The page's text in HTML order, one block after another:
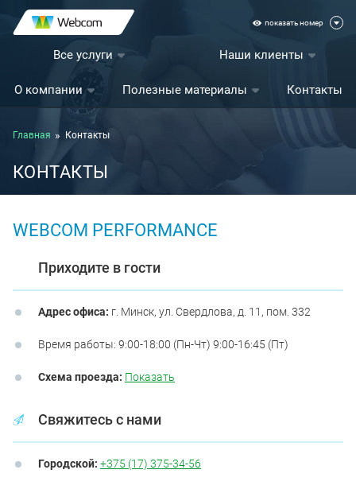
показать номер
Все услуги Наши клиенты
О компании Полезные материалы Контакты
Главная Контакты
КОНТАКТЫ
WEBCOM PERFORMANCE
Приходите в гости
Адрес офиса: г. Минск, ул. Свердлова, д. 11, пом. 332
Время работы: 9:00-18:00 (Пн-Чт) 9:00-16:45 (Пт)
Схема проезда: Показать
Свяжитесь с нами
Городской: +375 (17) 375-34-56